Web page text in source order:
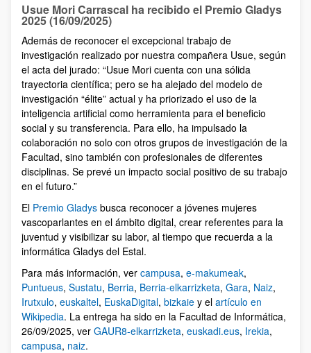
Usue Mori Carrascal ha recibido el Premio Gladys
2025 (16/09/2025)
Además de reconocer el excepcional trabajo de
investigación realizado por nuestra compañera Usue, según
el acta del jurado: “Usue Mori cuenta con una sólida
trayectoria cientíﬁca; pero se ha alejado del modelo de
investigación “élite” actual y ha priorizado el uso de la
inteligencia artiﬁcial como herramienta para el beneﬁcio
social y su transferencia. Para ello, ha impulsado la
colaboración no solo con otros grupos de investigación de la
Facultad, sino también con profesionales de diferentes
disciplinas. Se prevé un impacto social positivo de su trabajo
en el futuro.”
El Premio Gladys busca reconocer a jóvenes mujeres
vascoparlantes en el ámbito digital, crear referentes para la
juventud y visibilizar su labor, al tiempo que recuerda a la
informática Gladys del Estal.
Para más información, ver campusa, e-makumeak,
Puntueus, Sustatu, Berria, Berria-elkarrizketa, Gara, Naiz,
Irutxulo, euskaltel, EuskaDigital, bizkaie y el artículo en
Wikipedia. La entrega ha sido en la Facultad de Informática,
26/09/2025, ver GAUR8-elkarrizketa, euskadi.eus, Irekia,
campusa, naiz.